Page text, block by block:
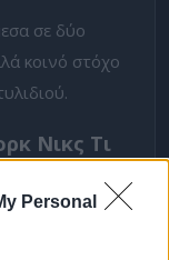
Personal
σε δύο
κοινό στόχο
Νικς Τι
αρκετά